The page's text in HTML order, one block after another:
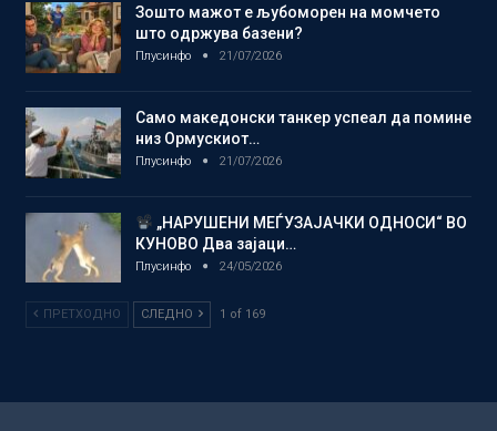
Зошто мажот е љубоморен на момчето
што одржува базени?
Плусинфо 21/07/2026
Само македонски танкер успеал да помине
низ Ормускиот…
Плусинфо 21/07/2026
„НАРУШЕНИ МЕЃУЗАЈАЧКИ ОДНОСИ“ ВО
КУНОВО Два зајаци…
Плусинфо 24/05/2026
ПРЕТХОДНО СЛЕДНО 1 of 169